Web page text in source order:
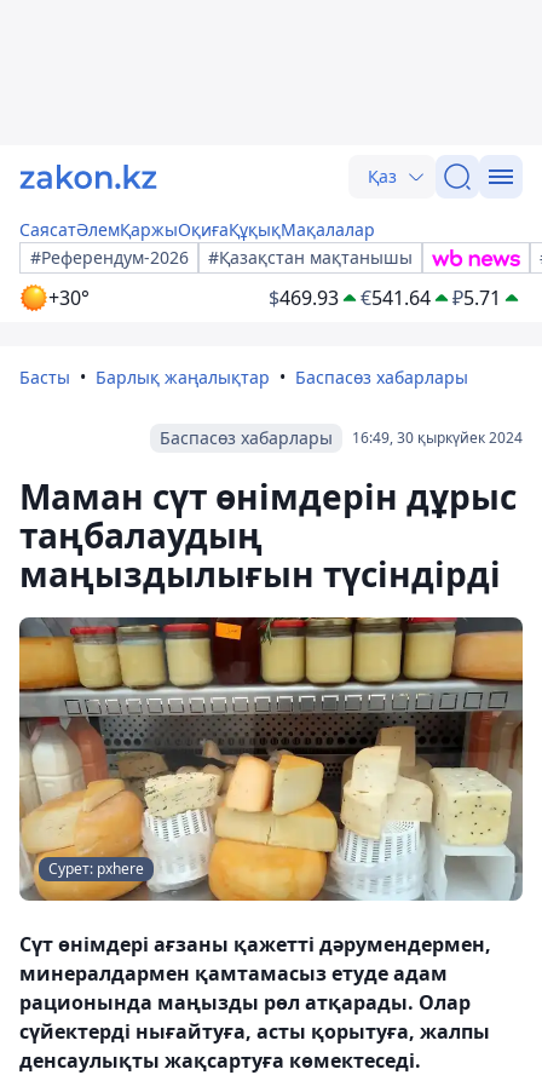
Қаз
СаясатӘлемҚаржыОқиғаҚұқықМақалалар
#Референдум-2026
#Қазақстан мақтанышы
+30° $469.93 €541.64 ₽5.71
Басты Барлық жаңалықтар Баспасөз хабарлары
16:49, 30 қыркүйек 2024
Баспасөз хабарлары
Маман сүт өнімдерін дұрыс
таңбалаудың
маңыздылығын түсіндірді
Сурет: pxhere
Сүт өнімдері ағзаны қажетті дәрумендермен,
минералдармен қамтамасыз етуде адам
рационында маңызды рөл атқарады. Олар
сүйектерді нығайтуға, асты қорытуға, жалпы
денсаулықты жақсартуға көмектеседі.